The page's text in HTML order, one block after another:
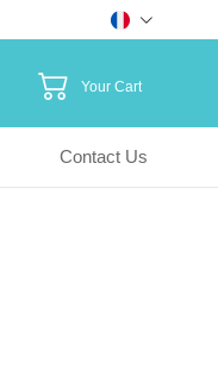
Your Cart
Contact Us